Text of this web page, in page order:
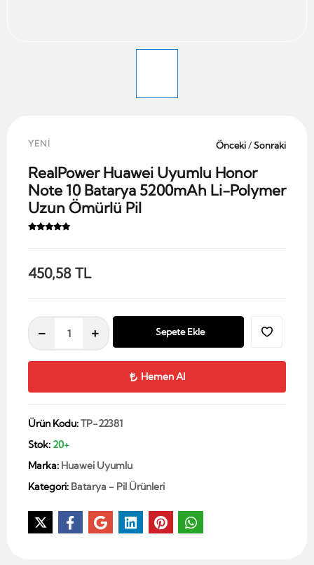
YENİ Önceki/Sonraki
RealPower Huawei Uyumlu Honor
Note 10 Batarya 5200mAh Li-Polymer
Uzun Ömürlü Pil
450,58 TL
Sepete Ekle
Hemen Al
Ürün Kodu:TP-22381
Stok: 20+
Marka: Huawei Uyumlu
Kategori: Batarya - Pil Ürünleri